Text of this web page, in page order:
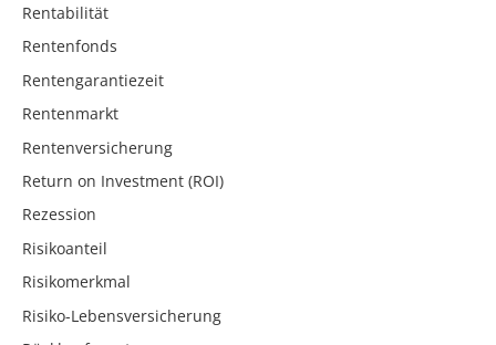
Rentabilität
Rentenfonds
Rentengarantiezeit
Rentenmarkt
Rentenversicherung
Return on Investment (ROI)
Rezession
Risikoanteil
Risikomerkmal
Risiko-Lebensversicherung